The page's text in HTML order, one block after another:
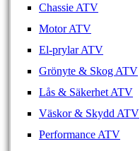
Chassie ATV
Motor ATV
El-prylar ATV
Grönyte & Skog ATV
Lås & Säkerhet ATV
Väskor & Skydd ATV
Performance ATV